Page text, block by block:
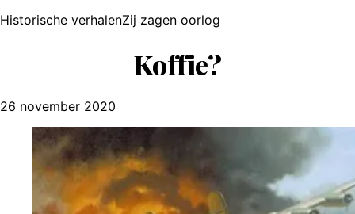
Historische verhalenZij zagen oorlog
Koffie?
26 november 2020